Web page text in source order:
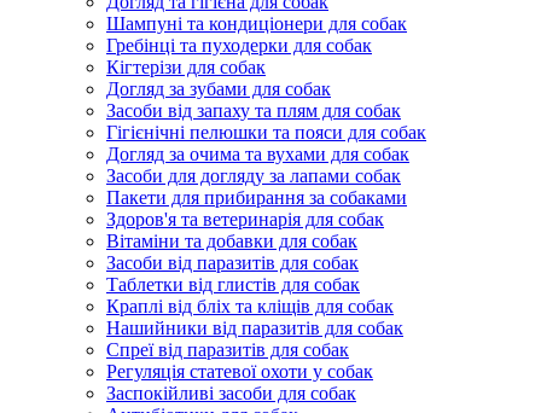
Шампуні та кондиціонери для собак
Гребінці та пуходерки для собак
Кігтерізи для собак
Догляд за зубами для собак
Засоби від запаху та плям для собак
Гігієнічні пелюшки та пояси для собак
Догляд за очима та вухами для собак
Засоби для догляду за лапами собак
Пакети для прибирання за собаками
Здоров'я та ветеринарія для собак
Вітаміни та добавки для собак
Засоби від паразитів для собак
Таблетки від глистів для собак
Краплі від бліх та кліщів для собак
Нашийники від паразитів для собак
Спреї від паразитів для собак
Регуляція статевої охоти у собак
Заспокійливі засоби для собак